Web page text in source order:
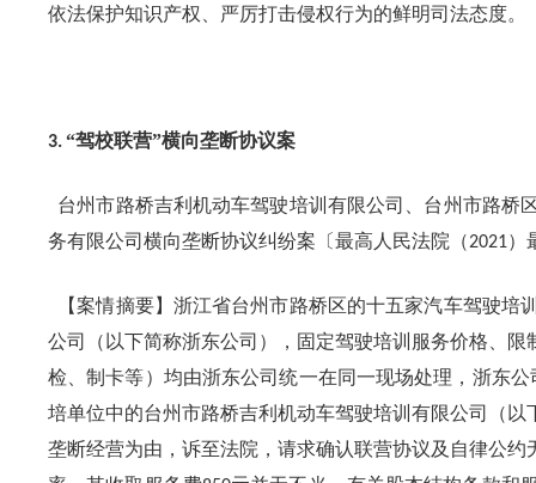
依法保护知识产权、严厉打击侵权行为的鲜明司法态度。
3.“驾校联营”横向垄断协议案
台州市路桥吉利机动车驾驶培训有限公司、台州市路桥
务有限公司横向垄断协议纠纷案〔最高人民法院（2021）
【案情摘要】浙江省台州市路桥区的十五家汽车驾驶培
公司（以下简称浙东公司），固定驾驶培训服务价格、
检、制卡等）均由浙东公司统一在同一现场处理，浙东公
培单位中的台州市路桥吉利机动车驾驶培训有限公司（
垄断经营为由，诉至法院，请求确认联营协议及自律公